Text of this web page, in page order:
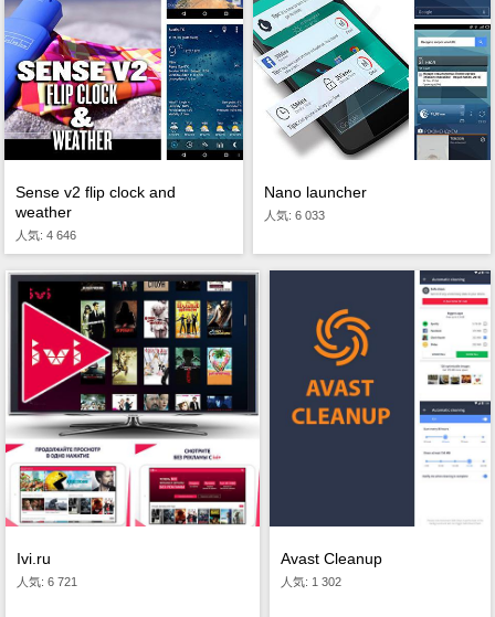
Sense v2 flip clock and
weather
人気: 4 646
Nano launcher
人気: 6 033
Ivi.ru
人気: 6 721
Avast Cleanup
人気: 1 302